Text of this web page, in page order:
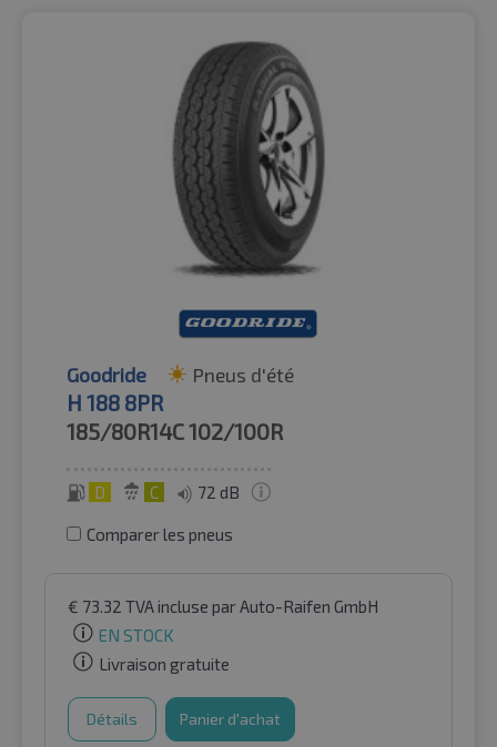
Goodride Pneus d'été
H 188 8PR
185/80R14C102/100R
D C 72 dB
Comparer les pneus
€ 73.32 TVA incluse par Auto-Raifen GmbH
EN STOCK
Livraison gratuite
Détails Panier d'achat